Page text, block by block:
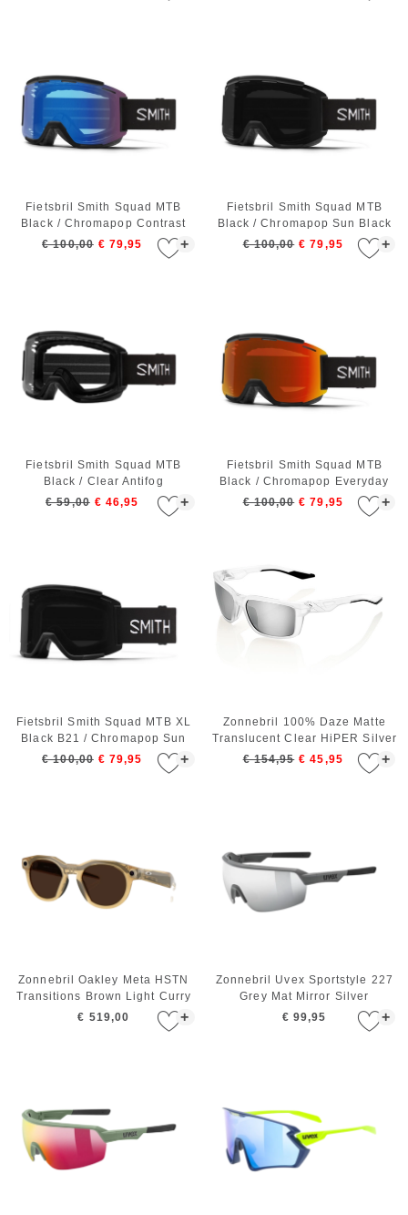
+
Fietsbril Smith Squad MTB
Black / Chromapop Contrast
Rose Flash
€ 100,00 € 79,95 +
Fietsbril Smith Squad MTB
Black / Chromapop Sun Black
€ 100,00 € 79,95
+
Fietsbril Smith Squad MTB
Black / Clear Antifog
€ 59,00 € 46,95 +
Fietsbril Smith Squad MTB
Black / Chromapop Everyday
Red Mirror
€ 100,00 € 79,95
+
Fietsbril Smith Squad MTB XL
Black B21 / Chromapop Sun
Black
€ 100,00 € 79,95 +
Zonnebril 100% Daze Matte
Translucent Clear HiPER Silver
Mirror Lens
€ 154,95 € 45,95
+
Zonnebril Oakley Meta HSTN
Transitions Brown Light Curry
€ 519,00
+
Zonnebril Uvex Sportstyle 227
Grey Mat Mirror Silver
€ 99,95